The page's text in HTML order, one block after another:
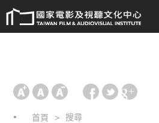
首頁 搜尋